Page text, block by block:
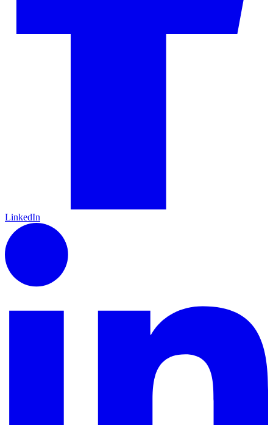
LinkedIn